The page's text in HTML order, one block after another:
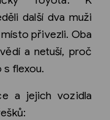
další dva muži
přivezli. Oba
a netuší, proč
s flexou.
a jejich vozidla